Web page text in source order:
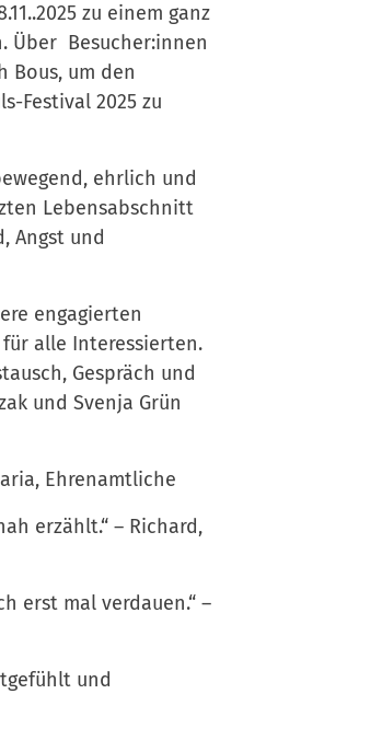
zu einem ganz
Über Besucher:innen
Bous, um den
Festival 2025 zu
ehrlich und
Lebensabschnitt
Angst und
engagierten
alle Interessierten.
Gespräch und
und Svenja Grün
Ehrenamtliche
erzählt.“ – Richard,
erst mal verdauen.“ –
und